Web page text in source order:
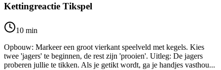
Kettingreactie Tikspel
10 min
Opbouw: Markeer een groot vierkant speelveld met kegels. Kies
twee 'jagers' te beginnen, de rest zijn 'prooien'. Uitleg: De jagers
proberen jullie te tikken. Als je getikt wordt, ga je handjes vasthou...